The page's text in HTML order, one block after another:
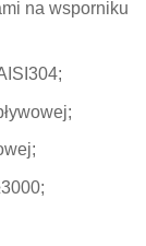
na wsporniku